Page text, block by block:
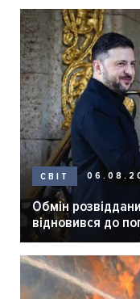
СВІТ
Обмін
відновився до